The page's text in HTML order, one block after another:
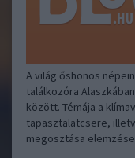
A világ őshonos
találkozóra
között. Témája a
tapasztalatcsere,
megosztása